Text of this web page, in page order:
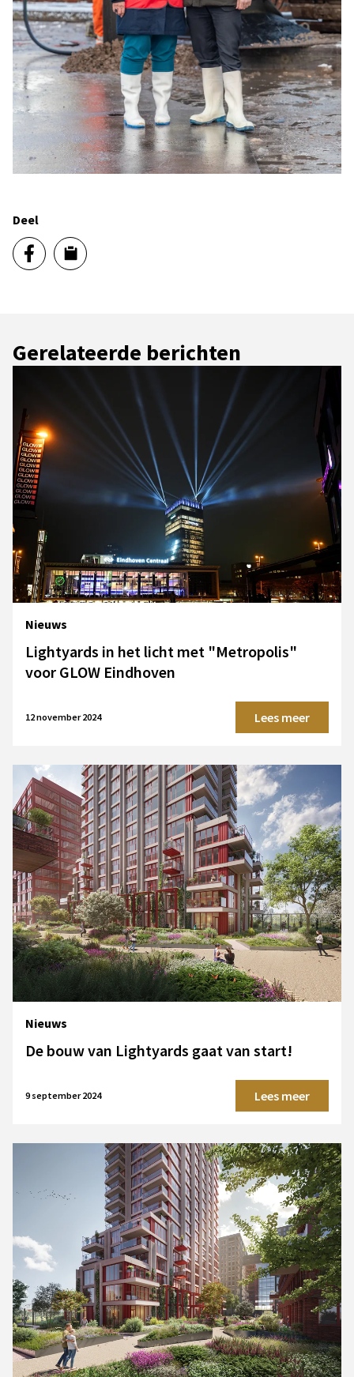
Deel
Gerelateerde berichten
Nieuws
Lightyards in het licht met "Metropolis"
voor GLOW Eindhoven
12 november 2024 Lees meer
Nieuws
De bouw van Lightyards gaat van start!
9 september 2024 Lees meer